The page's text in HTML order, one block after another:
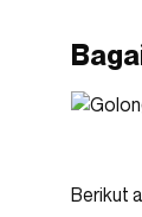
Berikut